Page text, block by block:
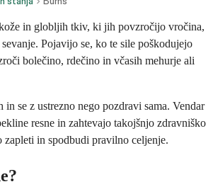
in globljih tkiv, ki jih povzročijo vročina,
Pojavijo se, ko te sile poškodujejo
bolečino, rdečino in včasih mehurje ali
se z ustrezno nego pozdravi sama. Vendar
resne in zahtevajo takojšnjo zdravniško
zapleti in spodbudi pravilno celjenje.